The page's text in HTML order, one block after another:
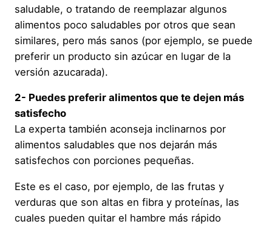
saludable, o tratando de reemplazar algunos
alimentos poco saludables por otros que sean
similares, pero más sanos (por ejemplo, se puede
preferir un producto sin azúcar en lugar de la
versión azucarada).
2- Puedes preferir alimentos que te dejen más
satisfecho
La experta también aconseja inclinarnos por
alimentos saludables que nos dejarán más
satisfechos con porciones pequeñas.
Este es el caso, por ejemplo, de las frutas y
verduras que son altas en fibra y proteínas, las
cuales pueden quitar el hambre más rápido